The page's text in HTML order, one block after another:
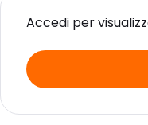
Accedi per